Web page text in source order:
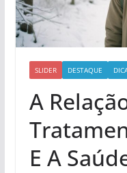
SLIDER DESTAQUE
A
E A